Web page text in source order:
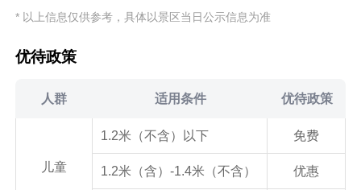
* 以上信息仅供参考，具体以景区当日公示信息为准
优待政策
人群 适用条件 优待政策
儿童
1.2米（不含）以下 免费
1.2米（含）-1.4米（不含） 优惠